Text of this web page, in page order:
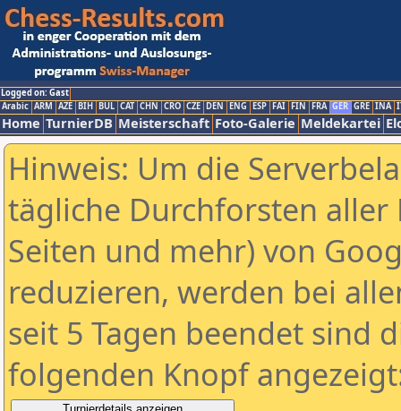
Logged on: Gast
Arabic ARM AZE BIH BUL CAT CHN CRO CZE DEN ENG ESP FAI FIN FRA GER GRE INA
Home TurnierDB Meisterschaft Foto-Galerie Meldekartei
Hinweis: Um die
tägliche Durchforsten aller
Seiten und mehr) von
reduzieren, werden bei
seit 5 Tagen beendet sind
folgenden Knopf